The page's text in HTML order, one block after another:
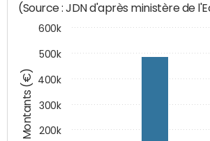
Montants (€)
(Source : JDN d'après ministère de
200k
300k
400k
500k
600k